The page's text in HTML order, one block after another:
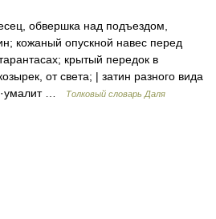
обвершка над подъездом,
кожаный опускной навес перед
крытый передок в
от света; | затин разного вида
·умалит …
Толковый словарь Даля